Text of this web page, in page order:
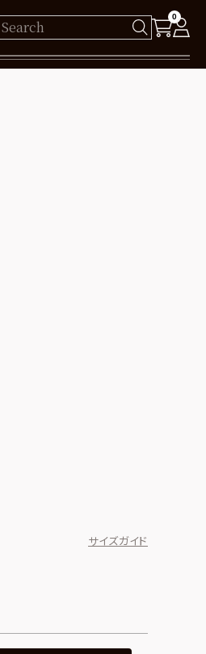
0
サイズガイド